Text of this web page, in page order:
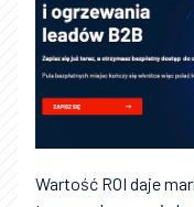
Wartość ROI daje